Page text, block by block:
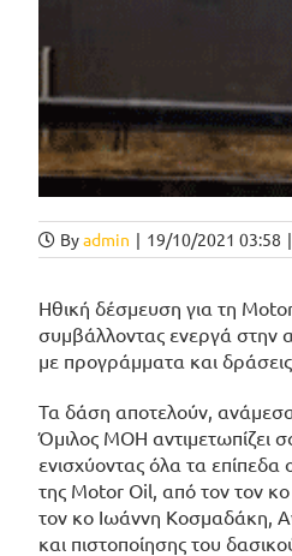
Byadmin | 19/10/2021 03:58 |
Ηθική δέσμευση για τη
συμβάλλοντας ενεργά στην
με προγράμματα και
Τα δάση αποτελούν,
Όμιλος ΜΟΗ αντιμετωπίζει
ενισχύοντας όλα τα
της Motor Oil, από τον τον
τον κο Ιωάννη Κοσμαδάκη,
και πιστοποίησης του